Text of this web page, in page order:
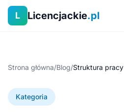
L Licencjackie.pl
Strona główna/Blog/Struktura pracy
Kategoria